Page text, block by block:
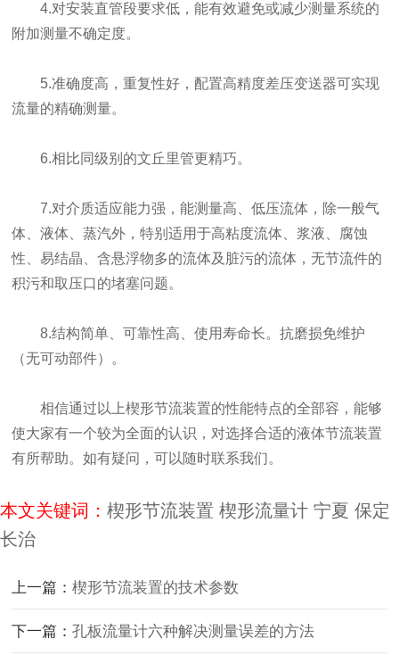
4.对安装直管段要求低，能有效避免或减少测量系统的
附加测量不确定度。
5.准确度高，重复性好，配置高精度差压变送器可实现
流量的精确测量。
6.相比同级别的文丘里管更精巧。
7.对介质适应能力强，能测量高、低压流体，除一般气
体、液体、蒸汽外，特别适用于高粘度流体、浆液、腐蚀
性、易结晶、含悬浮物多的流体及脏污的流体，无节流件的
积污和取压口的堵塞问题。
8.结构简单、可靠性高、使用寿命长。抗磨损免维护
（无可动部件）。
相信通过以上楔形节流装置的性能特点的全部容，能够
使大家有一个较为全面的认识，对选择合适的液体节流装置
有所帮助。如有疑问，可以随时联系我们。
本文关键词： 楔形节流装置 楔形流量计 宁夏 保定
长治
上一篇：楔形节流装置的技术参数
下一篇：孔板流量计六种解决测量误差的方法